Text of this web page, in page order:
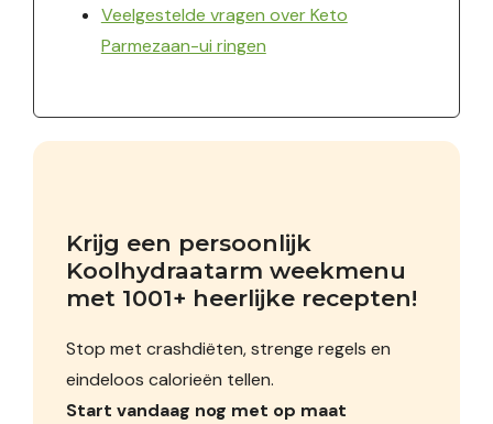
Veelgestelde vragen over Keto
Parmezaan-ui ringen
Krijg een persoonlijk
Koolhydraatarm weekmenu
met 1001+ heerlijke recepten!
Stop met crashdiëten, strenge regels en
eindeloos calorieën tellen.
Start vandaag nog met op maat